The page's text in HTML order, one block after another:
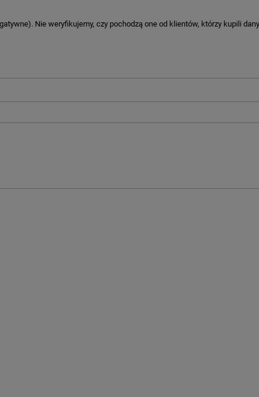
Nie weryfikujemy, czy pochodzą one od klientów, którzy kupili